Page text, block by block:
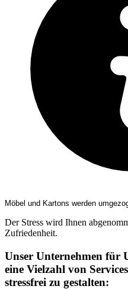
Möbel und Kartons werden
Der Stress wird Ihnen
Zufriedenheit.
Unser Unternehmen für
eine Vielzahl von
stressfrei zu gestalten: